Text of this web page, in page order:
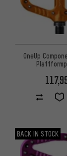
OneUp
BACK IN STOCK